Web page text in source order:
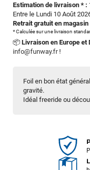
Foil en bon état
gravité.
Idéal freeride ou
Estimation de livraison * :
Entre le Lundi 10 Août
Retrait gratuit en magasin
* Calculée sur une livraison
📦 Livraison en Europe et
info@funway.fr!